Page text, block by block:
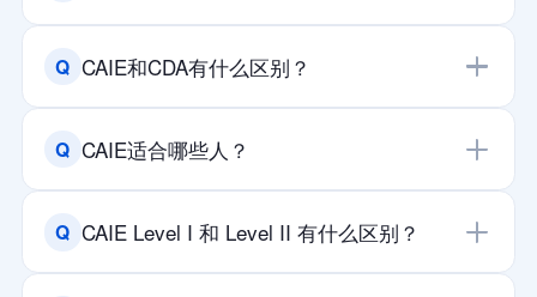
习者建立人工智能基础认知和实际应用能力。
查看详情
Q CAIE和CDA有什么区别？
分析能力，两者面向的能力方向和岗位场景不同。
查看详情
Q CAIE适合哪些人？
工智能相关方向发展的学生和职场人士。
查看详情
Q CAIE Level I 和 Level II 有什么区别？